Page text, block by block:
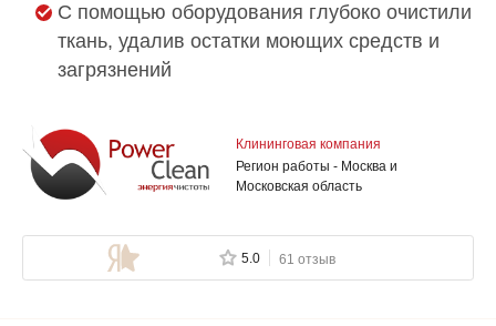
С помощью оборудования глубоко очистили
ткань, удалив остатки моющих средств и
загрязнений
Клининговая компания
Регион работы - Москва и
Московская область
5.0 61 отзыв